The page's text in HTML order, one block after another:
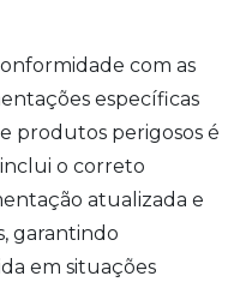
com as
específicas
produtos perigosos é
o correto
atualizada e
garantindo
em situações